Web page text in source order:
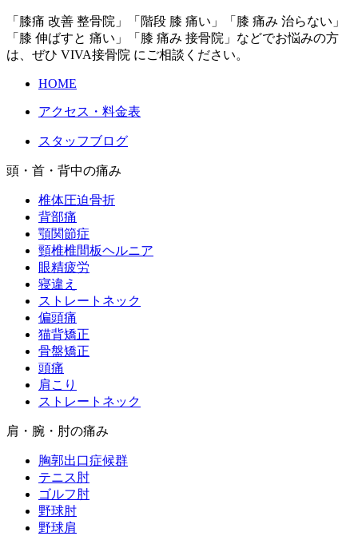
「膝痛 改善 整骨院」「階段 膝 痛い」「膝 痛み 治らない」
「膝 伸ばすと 痛い」「膝 痛み 接骨院」などでお悩みの方
は、ぜひ VIVA接骨院 にご相談ください。
HOME
アクセス・料金表
スタッフブログ
頭・首・背中の痛み
椎体圧迫骨折
背部痛
顎関節症
頸椎椎間板ヘルニア
眼精疲労
寝違え
ストレートネック
偏頭痛
猫背矯正
骨盤矯正
頭痛
肩こり
ストレートネック
肩・腕・肘の痛み
胸郭出口症候群
テニス肘
ゴルフ肘
野球肘
野球肩